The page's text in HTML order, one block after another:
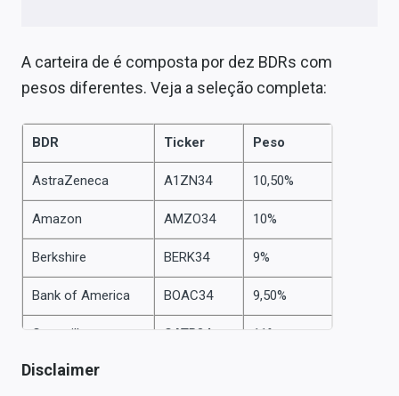
A carteira de é composta por dez BDRs com
pesos diferentes. Veja a seleção completa:
BDR Ticker Peso
AstraZeneca A1ZN34 10,50%
Amazon AMZO34 10%
Berkshire BERK34 9%
Bank of America BOAC34 9,50%
Caterpillar CATP34 11%
Johnson&Johnson
Disclaimer